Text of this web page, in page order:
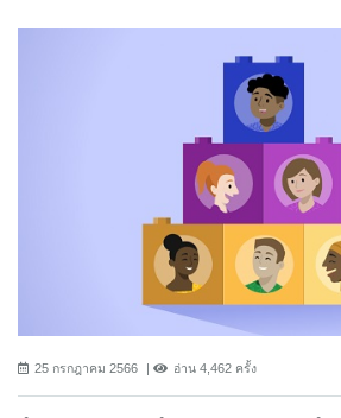
25 กรกฎาคม 2566 อ่าน 4,462 ครั้ง